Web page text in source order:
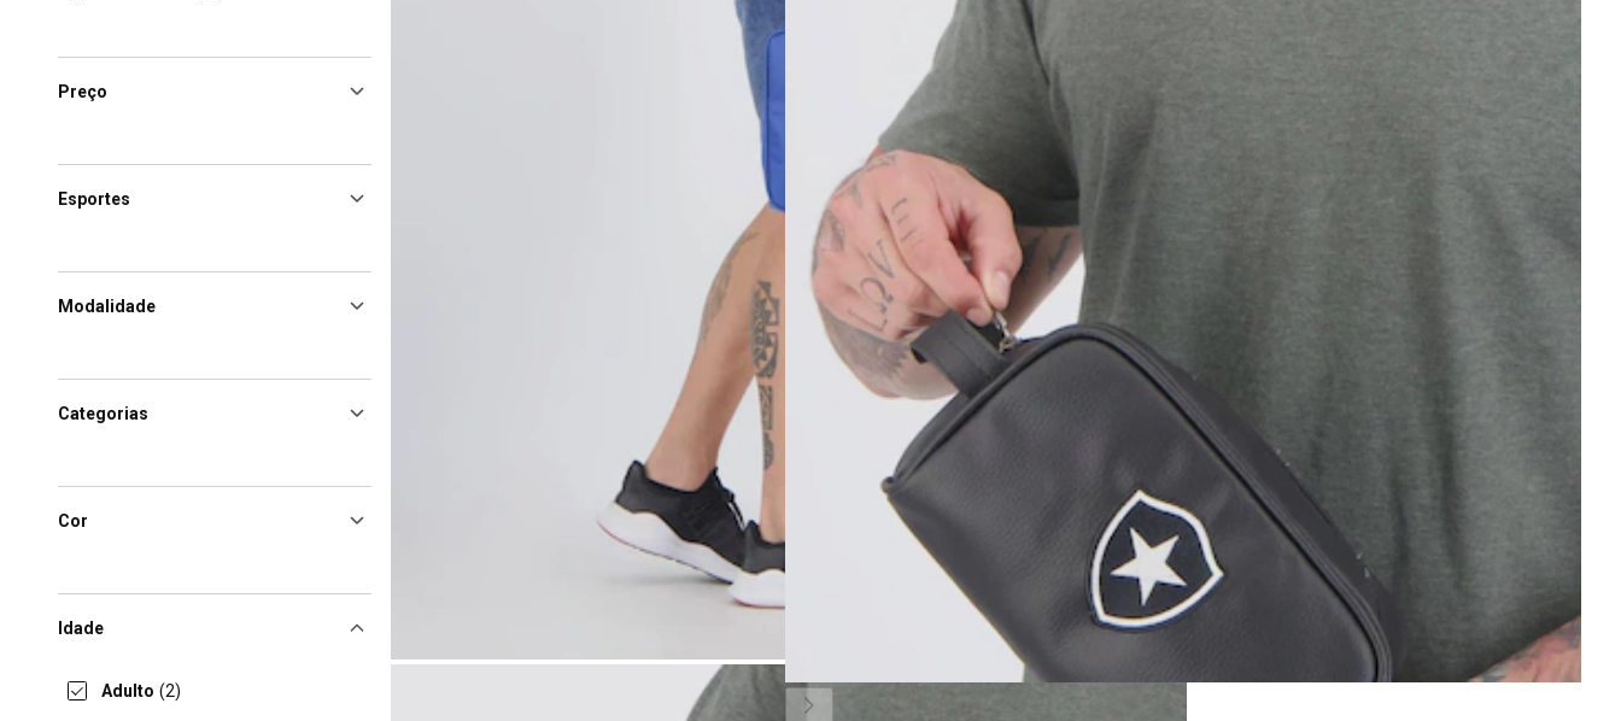
Preço
Esportes
Modalidade
Categorias
Cor
Idade
Adulto (2)